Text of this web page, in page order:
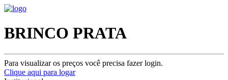
BRINCO PRATA
Para visualizar os preços você precisa fazer login.
Clique aqui para logar